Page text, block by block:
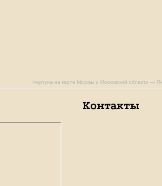
Фортуна на карте Москвы и Московской области —
Контакты